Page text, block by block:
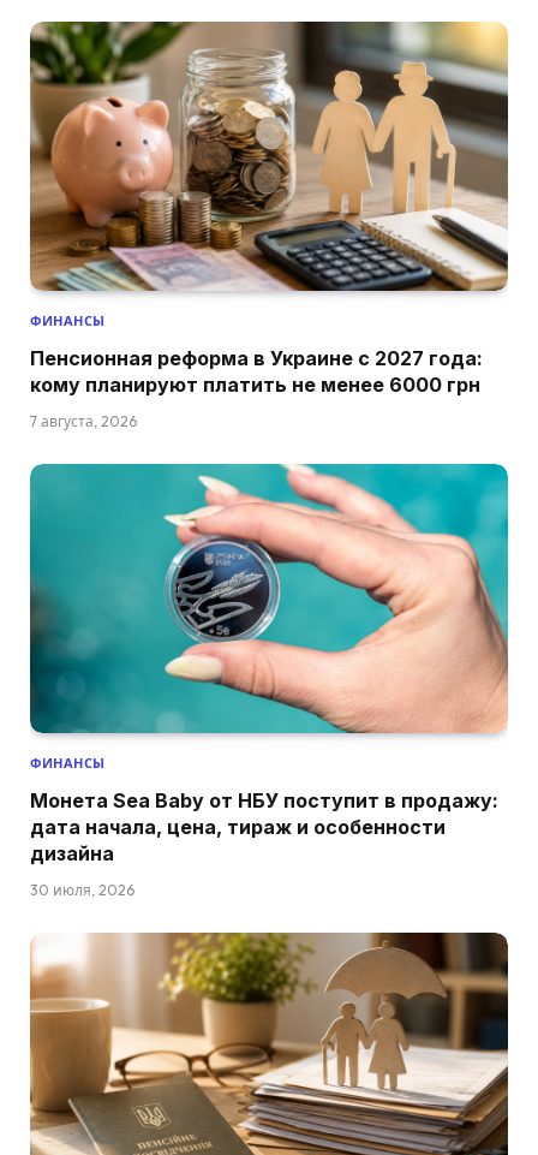
ФИНАНСЫ
Пенсионная реформа в Украине с 2027 года:
кому планируют платить не менее 6000 грн
7 августа, 2026
ФИНАНСЫ
Монета Sea Baby от НБУ поступит в продажу:
дата начала, цена, тираж и особенности
дизайна
30 июля, 2026